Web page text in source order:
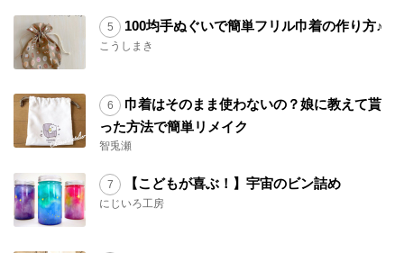
100均手ぬぐいで簡単フリル巾着の作り方♪
こうしまき
巾着はそのまま使わないの？娘に教えて貰
った方法で簡単リメイク
智兎瀬
【こどもが喜ぶ！】宇宙のビン詰め
にじいろ工房